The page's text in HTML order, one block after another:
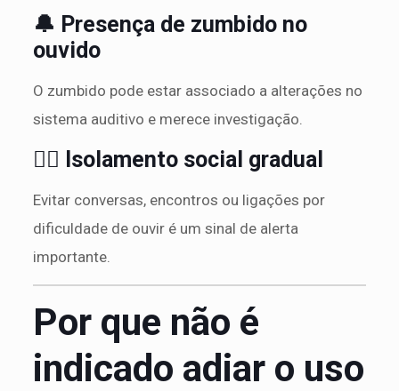
🔔 Presença de zumbido no
ouvido
O zumbido pode estar associado a alterações no
sistema auditivo e merece investigação.
🚶‍♂️ Isolamento social gradual
Evitar conversas, encontros ou ligações por
dificuldade de ouvir é um sinal de alerta
importante.
Por que não é
indicado adiar o uso